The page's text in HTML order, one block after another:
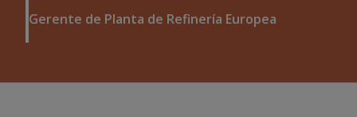
Gerente de Planta de Refinería Europea